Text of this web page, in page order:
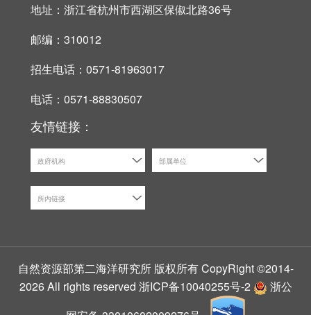
地址：浙江省杭州市西湖区保俶北路36号
邮编：310012
招生电话：0571-81963017
电话：0571-88830507
友情链接：
政府机构 部属单位
所内链接
自然资源部第二海洋研究所 版权所有 CopyRight ©2014-
2026 All rights reserved 浙ICP备10040255号-2
浙公